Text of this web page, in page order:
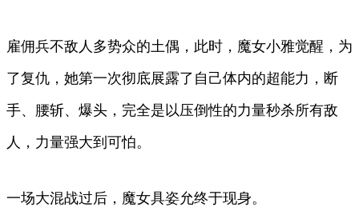
雇佣兵不敌人多势众的土偶，此时，魔女小雅觉醒，为
了复仇，她第一次彻底展露了自己体内的超能力，断
手、腰斩、爆头，完全是以压倒性的力量秒杀所有敌
人，力量强大到可怕。
一场大混战过后，魔女具姿允终于现身。